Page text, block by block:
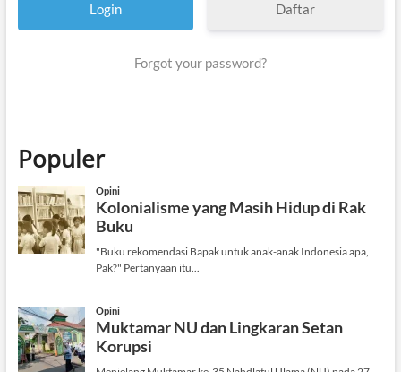
Daftar
Forgot your password?
Populer